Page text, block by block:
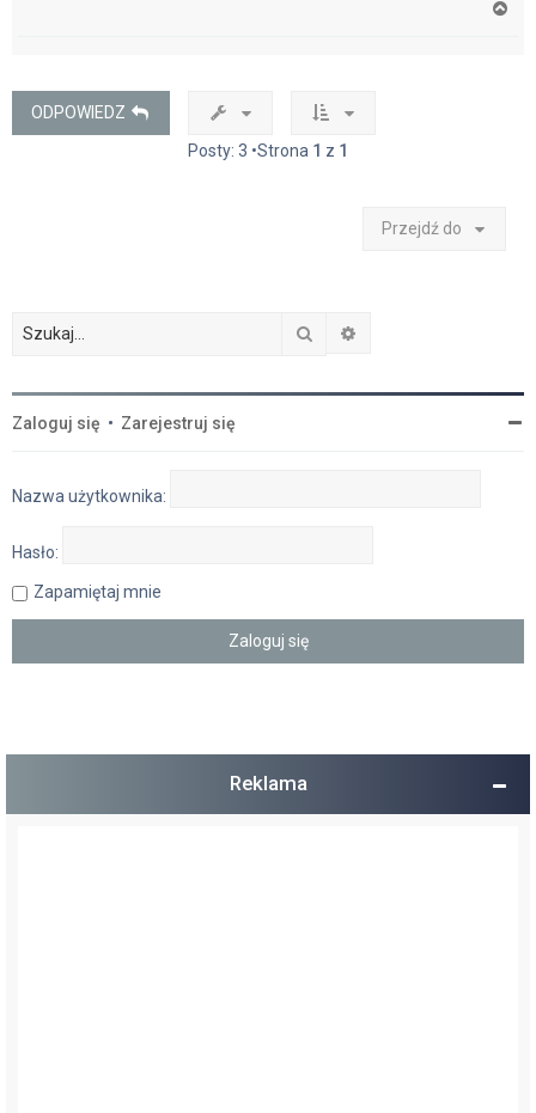
ODPOWIEDZ
Posty: 3 •Strona 1 z 1
Przejdź do
Szukaj
Zaloguj się • Zarejestruj się
Nazwa użytkownika:
Hasło:
Zapamiętaj mnie
Reklama